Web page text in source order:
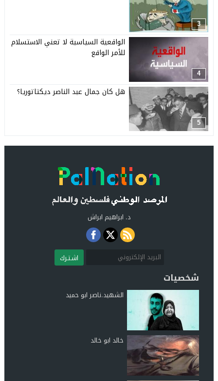
3
4
الواقعية السياسية لا تعني الاستسلام
للأمر الواقع
5
هل كان جمال عبد الناصر ديكتاتوريا؟
د. ابراهيم ابراش
اشـتـرك
شخصيات
الشهيد.ناصر ابو حميد
خالد ابو خالد